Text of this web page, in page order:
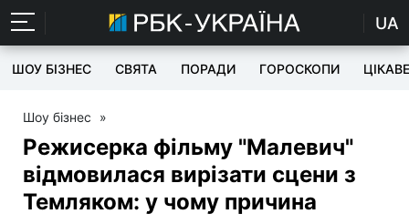
UA
ШОУ БІЗНЕС СВЯТА ПОРАДИ ГОРОСКОПИ ЦІКАВЕ
Шоу бізнес »
Режисерка фільму "Малевич"
відмовилася вирізати сцени з
Темляком: у чому причина